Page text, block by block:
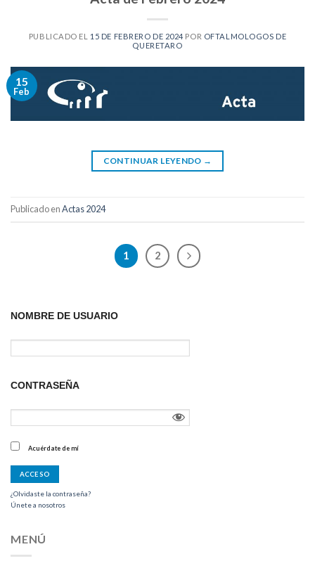
PUBLICADO EL 15 DE FEBRERO DE 2024 POR OFTALMOLOGOS DE
QUERETARO
15
Feb
CONTINUAR LEYENDO →
Publicado enActas 2024
1 2
NOMBRE DE USUARIO
CONTRASEÑA
Acuérdate de mí
¿Olvidaste la contraseña?
Únete a nosotros
MENÚ